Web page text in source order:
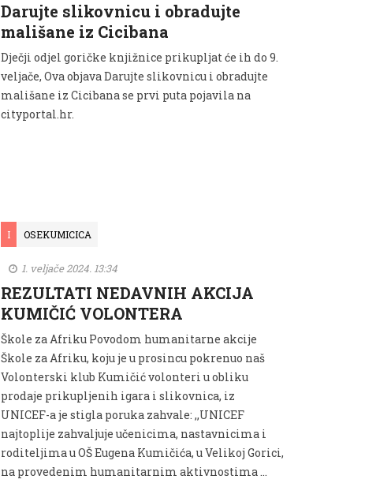
Darujte slikovnicu i obradujte
mališane iz Cicibana
Dječji odjel goričke knjižnice prikupljat će ih do 9.
veljače, Ova objava Darujte slikovnicu i obradujte
mališane iz Cicibana se prvi puta pojavila na
cityportal.hr.
I OSEKUMICICA
1. veljače 2024. 13:34
REZULTATI NEDAVNIH AKCIJA
KUMIČIĆ VOLONTERA
Škole za Afriku Povodom humanitarne akcije
Škole za Afriku, koju je u prosincu pokrenuo naš
Volonterski klub Kumičić volonteri u obliku
prodaje prikupljenih igara i slikovnica, iz
UNICEF-a je stigla poruka zahvale: ,,UNICEF
najtoplije zahvaljuje učenicima, nastavnicima i
roditeljima u OŠ Eugena Kumičića, u Velikoj Gorici,
na provedenim humanitarnim aktivnostima …